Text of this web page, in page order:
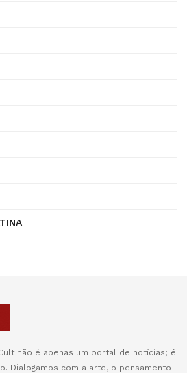
não é apenas um portal de notícias; é
Dialogamos com a arte, o pensamento